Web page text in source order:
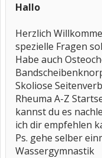
Hallo
Herzlich
spezielle Fragen
Habe auch
Skoliose
Rheuma A-Z
kannst du es
ich dir empfehlen
Ps. gehe selber
Wassergymnastik